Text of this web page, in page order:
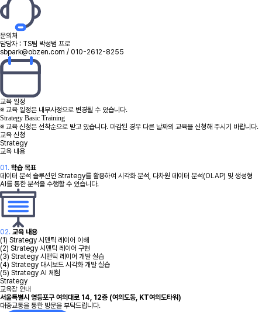
문의처
담당자 : TS팀 박성범 프로
sbpark@obzen.com / 010-2612-8255
교육 일정
※ 교육 일정은 내부사정으로 변경될 수 있습니다.
Strategy Basic Training
※ 교육 신청은 선착순으로 받고 있습니다. 마감된 경우 다른 날짜의 교육을 신청해 주시기 바랍니다.
교육 신청
Strategy
교육 내용
01. 학습 목표
데이터 분석 솔루션인 Strategy를 활용하여 시각화 분석, 다차원 데이터 분석(OLAP) 및 생성형
AI를 통한 분석을 수행할 수 있습니다.
02. 교육 내용
(1) Strategy 시맨틱 레이어 이해
(2) Strategy 시맨틱 레이어 구현
(3) Strategy 시맨틱 레이어 개발 실습
(4) Strategy 대시보드 시각화 개발 실습
(5) Strategy AI 체험
Strategy
교육장 안내
서울특별시 영등포구 여의대로 14, 12층 (여의도동, KT여의도타워)
대중교통을 통한 방문을 부탁드립니다.